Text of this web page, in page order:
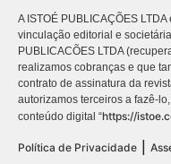
A ISTOÉ PUBLICAÇÕES
vinculação editorial e
PUBLICACÕES LTDA
realizamos cobranças e que
contrato de assinatura da
autorizamos terceiros a fazê-
conteúdo digital “https://
Política de Privacidade |